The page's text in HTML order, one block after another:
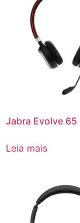
Jabra Evolve 65
Leia mais